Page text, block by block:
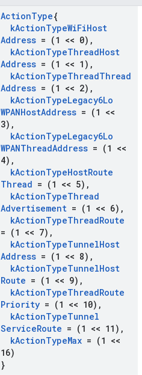
ActionType{
kActionTypeWiFiHost
Address = (1 << 0) ,
kActionTypeThreadHost
Address = (1 << 1) ,
kActionTypeThreadThread
Address = (1 << 2) ,
kActionTypeLegacy6Lo
WPANHostAddress = (1 <<
3) ,
kActionTypeLegacy6Lo
WPANThreadAddress = (1 <<
4) ,
kActionTypeHostRoute
Thread = (1 << 5) ,
kActionTypeThread
Advertisement = (1 << 6) ,
kActionTypeThreadRoute
= (1 << 7) ,
kActionTypeTunnelHost
Address = (1 << 8) ,
kActionTypeTunnelHost
Route = (1 << 9) ,
kActionTypeThreadRoute
Priority = (1 << 10) ,
kActionTypeTunnel
ServiceRoute = (1 << 11) ,
kActionTypeMax = (1 <<
16)
}